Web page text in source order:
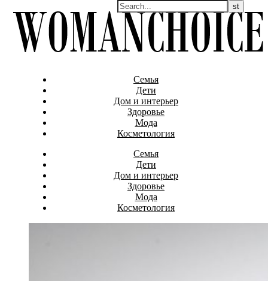
Семья
Дети
Дом и интерьер
Здоровье
Мода
Косметология
Семья
Дети
Дом и интерьер
Здоровье
Мода
Косметология